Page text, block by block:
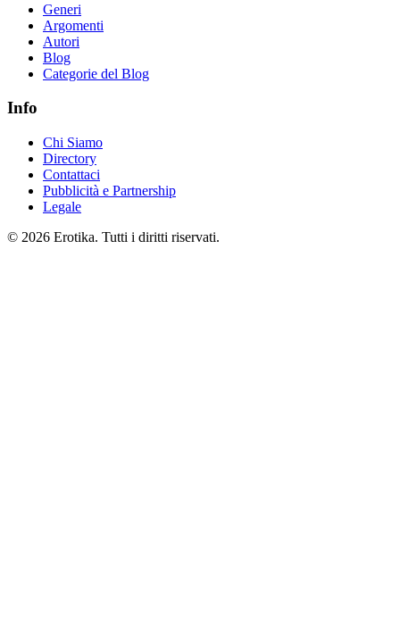
Generi
Argomenti
Autori
Blog
Categorie del Blog
Info
Chi Siamo
Directory
Contattaci
Pubblicità e Partnership
Legale
© 2026 Erotika. Tutti i diritti riservati.